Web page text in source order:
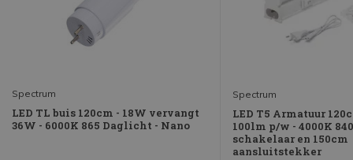
Spectrum
LED TL buis 120cm - 18W vervangt
36W - 6000K 865 Daglicht - Nano
Spectrum
LED T5 Armatuur
100lm p/w - 4000K
schakelaar en 150cm
aansluitstekker